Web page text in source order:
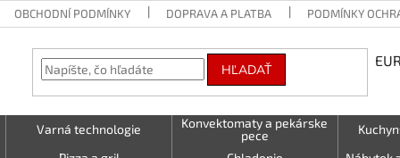
OBCHODNÍ PODMÍNKY DOPRAVA A PLATBA PODMÍNKY
HĽADAŤ
EUR
Varná technologie
Konvektomaty a pekárske
pece